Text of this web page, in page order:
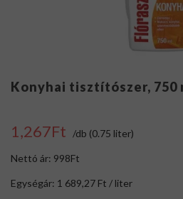
Konyhai tisztítószer, 750
1,267Ft /db (0.75 liter)
Nettó ár: 998Ft
Egységár: 1 689,27 Ft / liter